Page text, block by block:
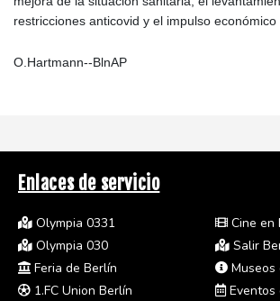
restricciones anticovid y el impulso
O.Hartmann--BlnAP
Enlaces de servicio
Olympia 0331
Olympia 030
Feria de Berlín
1.FC Union Berlín
Cine en
Salir
Museos
Eventos